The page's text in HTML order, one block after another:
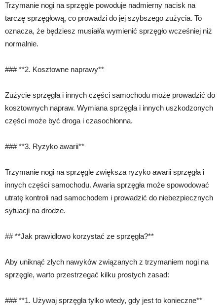
Trzymanie nogi na sprzęgle powoduje nadmierny nacisk na
tarczę sprzęgłową, co prowadzi do jej szybszego zużycia. To
oznacza, że będziesz musiał/a wymienić sprzęgło wcześniej niż
normalnie.
### **2. Kosztowne naprawy**
Zużycie sprzęgła i innych części samochodu może prowadzić do
kosztownych napraw. Wymiana sprzęgła i innych uszkodzonych
części może być droga i czasochłonna.
### **3. Ryzyko awarii**
Trzymanie nogi na sprzęgle zwiększa ryzyko awarii sprzęgła i
innych części samochodu. Awaria sprzęgła może spowodować
utratę kontroli nad samochodem i prowadzić do niebezpiecznych
sytuacji na drodze.
## **Jak prawidłowo korzystać ze sprzęgła?**
Aby uniknąć złych nawyków związanych z trzymaniem nogi na
sprzęgle, warto przestrzegać kilku prostych zasad:
### **1. Używaj sprzęgła tylko wtedy, gdy jest to konieczne**